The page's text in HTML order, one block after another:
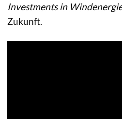
Investments in
Zukunft.